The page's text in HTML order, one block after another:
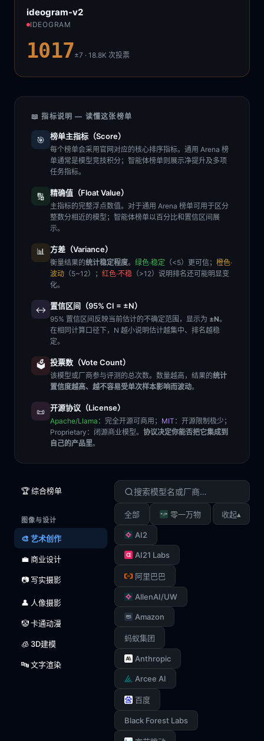
ideogram-v2
IDEOGRAM
1017±7 · 18.8K次投票
📖 指标说明 — 读懂这张榜单
🎯 榜单主指标（Score）
每个榜单会采用官网对应的核心排序指标。通用 Arena 榜
单通常是模型竞技积分；智能体榜单则展示净提升及多项
任务指标。
🔢 精确值（Float Value）
主指标的完整浮点数值。对于通用 Arena 榜单可用于区分
整数分相近的模型；智能体榜单以百分比和置信区间展
示。
📊 方差（Variance）
衡量结果的统计稳定程度。 绿色·稳定 （<5）更可信； 橙色·
波动 （5~12）； 红色·不稳 （>12）说明排名还可能明显变
化。
↔️ 置信区间（95% CI = ±N）
95% 置信区间反映当前估计的不确定范围，显示为 ±N。
在相同计算口径下，N 越小说明估计越集中、排名越稳
定。
🗳️ 投票数（Vote Count）
该模型或厂商参与评测的总次数。数量越高，结果的统计
置信度越高、越不容易受单次样本影响而波动。
📜 开源协议（License）
Apache/Llama ：完全开源可商用； MIT ：开源限制极少；
Proprietary ：闭源商业模型。 协议决定你能否把它集成到
自己的产品里。
🏆 综合榜单
图像与设计
🎨 艺术创作
💼 商业设计
📷 写实摄影
👤 人像摄影
🤡 卡通动漫
🧊 3D建模
🔤 文字渲染
全部 零一万物
AI2
AI21 Labs
阿里巴巴
AllenAI/UW
Amazon
蚂蚁集团
Anthropic
Arcee AI
百度
Black Forest Labs
收起▴